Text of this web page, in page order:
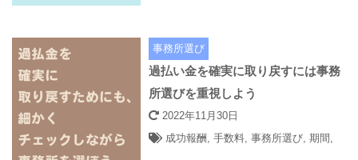
事務所選び
過払い金を確実に取り戻すには事務
所選びを重視しよう
2022年11月30日
成功報酬 ,手数料 ,事務所選び ,期間